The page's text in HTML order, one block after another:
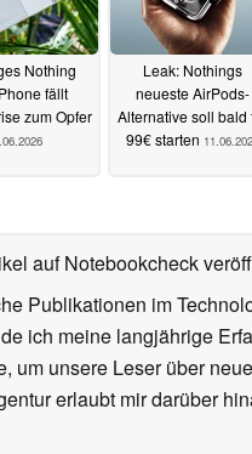
Nothing
fällt
zum Opfer
Leak: Nothings
neueste AirPods-
Alternative soll bald
99€ starten
auf Notebookcheck
Publikationen im
ich meine langjährige
um unsere Leser über
erlaubt mir darüber